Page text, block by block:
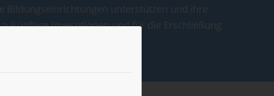
Bildungseinrichtungen unterstützen und ihre
Investitionen und für die Erschließung